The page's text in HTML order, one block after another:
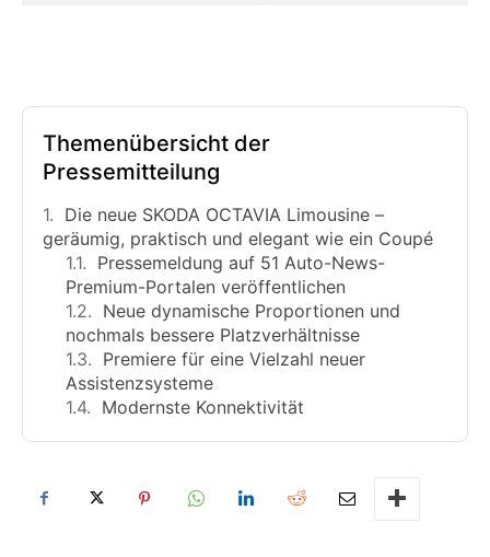
Themenübersicht der
Pressemitteilung
Die neue SKODA OCTAVIA Limousine –
geräumig, praktisch und elegant wie ein Coupé
Pressemeldung auf 51 Auto-News-
Premium-Portalen veröffentlichen
Neue dynamische Proportionen und
nochmals bessere Platzverhältnisse
Premiere für eine Vielzahl neuer
Assistenzsysteme
Modernste Konnektivität